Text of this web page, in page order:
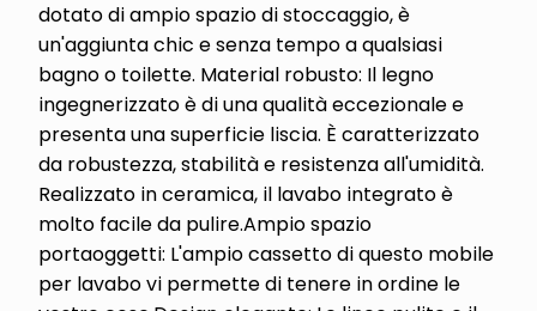
dotato di ampio spazio di stoccaggio, è
un'aggiunta chic e senza tempo a qualsiasi
bagno o toilette. Material robusto: Il legno
ingegnerizzato è di una qualità eccezionale e
presenta una superficie liscia. È caratterizzato
da robustezza, stabilità e resistenza all'umidità.
Realizzato in ceramica, il lavabo integrato è
molto facile da pulire.Ampio spazio
portaoggetti: L'ampio cassetto di questo mobile
per lavabo vi permette di tenere in ordine le